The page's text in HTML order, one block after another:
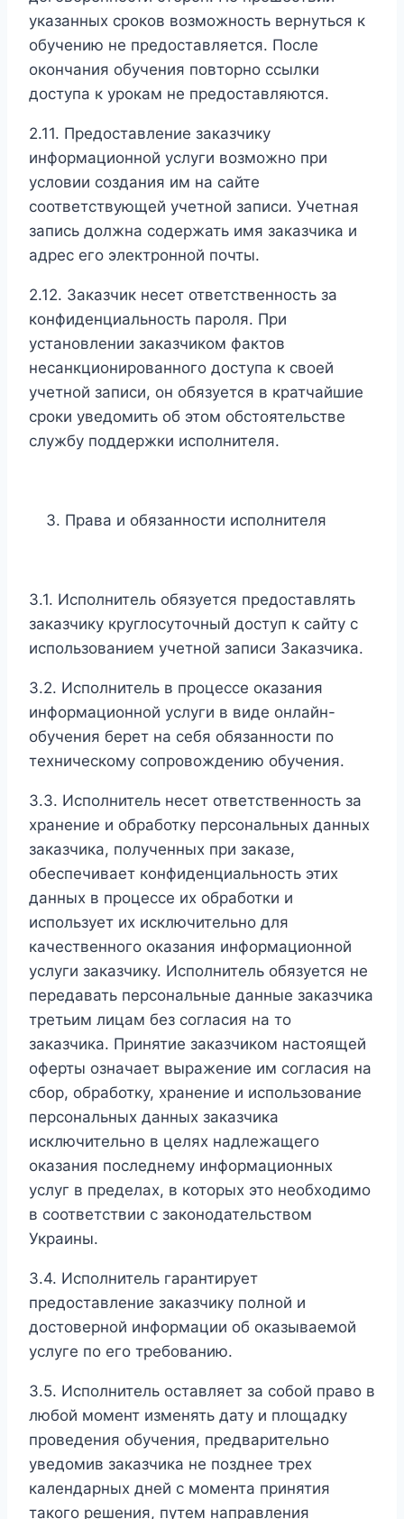
указанных сроков возможность вернуться к
обучению не предоставляется. После
окончания обучения повторно ссылки
доступа к урокам не предоставляются.
2.11. Предоставление заказчику
информационной услуги возможно при
условии создания им на сайте
соответствующей учетной записи. Учетная
запись должна содержать имя заказчика и
адрес его электронной почты.
2.12. Заказчик несет ответственность за
конфиденциальность пароля. При
установлении заказчиком фактов
несанкционированного доступа к своей
учетной записи, он обязуется в кратчайшие
сроки уведомить об этом обстоятельстве
службу поддержки исполнителя.
Права и обязанности исполнителя
3.1. Исполнитель обязуется предоставлять
заказчику круглосуточный доступ к сайту с
использованием учетной записи Заказчика.
3.2. Исполнитель в процессе оказания
информационной услуги в виде онлайн-
обучения берет на себя обязанности по
техническому сопровождению обучения.
3.3. Исполнитель несет ответственность за
хранение и обработку персональных данных
заказчика, полученных при заказе,
обеспечивает конфиденциальность этих
данных в процессе их обработки и
использует их исключительно для
качественного оказания информационной
услуги заказчику. Исполнитель обязуется не
передавать персональные данные заказчика
третьим лицам без согласия на то
заказчика. Принятие заказчиком настоящей
оферты означает выражение им согласия на
сбор, обработку, хранение и использование
персональных данных заказчика
исключительно в целях надлежащего
оказания последнему информационных
услуг в пределах, в которых это необходимо
в соответствии с законодательством
Украины.
3.4. Исполнитель гарантирует
предоставление заказчику полной и
достоверной информации об оказываемой
услуге по его требованию.
3.5. Исполнитель оставляет за собой право в
любой момент изменять дату и площадку
проведения обучения, предварительно
уведомив заказчика не позднее трех
календарных дней с момента принятия
такого решения, путем направления